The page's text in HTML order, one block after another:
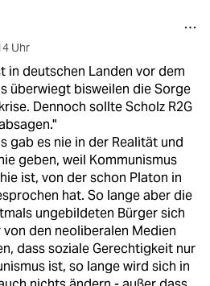
Uhr
in deutschen Landen vor dem
überwiegt bisweilen die Sorge
Dennoch sollte Scholz R2G
gab es nie in der Realität und
geben, weil Kommunismus
ist, von der schon Platon in
hat. So lange aber die
ungebildeten Bürger sich
den neoliberalen Medien
dass soziale Gerechtigkeit nur
ist, so lange wird sich in